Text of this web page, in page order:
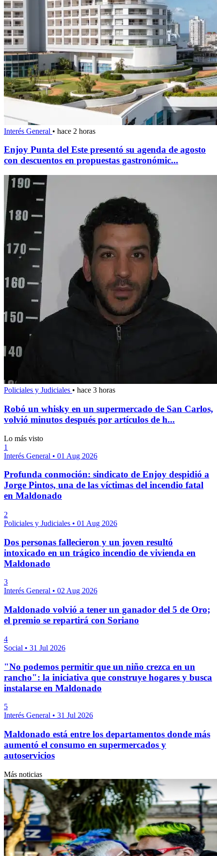
Interés General • hace 2 horas
Enjoy Punta del Este presentó su agenda de agosto
con descuentos en propuestas gastronómic...
Policiales y Judiciales • hace 3 horas
Robó un whisky en un supermercado de San Carlos,
volvió minutos después por artículos de h...
Lo más visto
1
Interés General • 01 Aug 2026
Profunda conmoción: sindicato de Enjoy despidió a
Jorge Pintos, una de las víctimas del incendio fatal
en Maldonado
2
Policiales y Judiciales • 01 Aug 2026
Dos personas fallecieron y un joven resultó
intoxicado en un trágico incendio de vivienda en
Maldonado
3
Interés General • 02 Aug 2026
Maldonado volvió a tener un ganador del 5 de Oro;
el premio se repartirá con Soriano
4
Social • 31 Jul 2026
"No podemos permitir que un niño crezca en un
rancho": la iniciativa que construye hogares y busca
instalarse en Maldonado
5
Interés General • 31 Jul 2026
Maldonado está entre los departamentos donde más
aumentó el consumo en supermercados y
autoservicios
Más noticias